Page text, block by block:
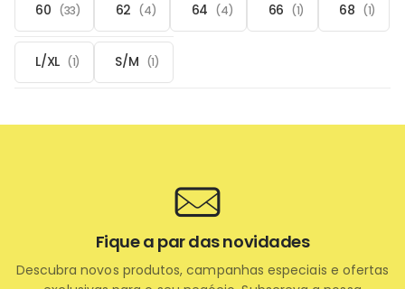
60 (33) 62 (4) 64 (4) 66 (1) 68 (1)
L/XL (1) S/M (1)
Fique a par das novidades
Descubra novos produtos, campanhas especiais e ofertas